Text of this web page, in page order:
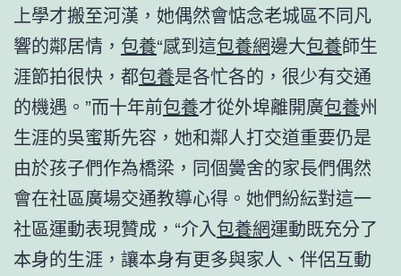
上學才搬至河漢，她偶然會惦念老城區不同凡
響的鄰居情， 包養“感到這包養網邊大包養師生
涯節拍很快，都包養是各忙各的，很少有交通
的機遇。”而十年前包養才從外埠離開廣包養州
生涯的吳蜜斯先容，她和鄰人打交道重要仍是
由於孩子們作為橋梁，同個黌舍的家長們偶然
會在社區廣場交通教導心得。她們紛紜對這一
社區運動表現贊成，“介入包養網運動既充分了
本身的生涯，讓本身有更多與家人、伴侶互動